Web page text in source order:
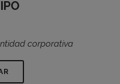
corporativa